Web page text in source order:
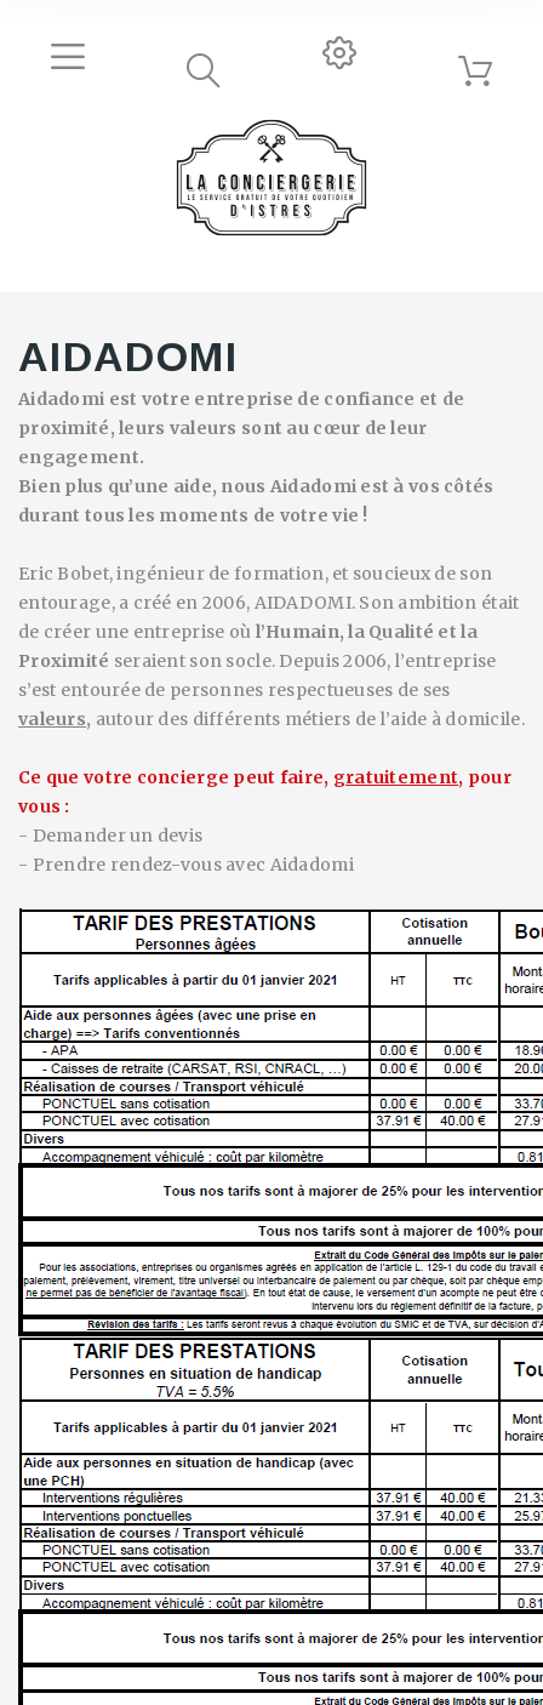
AIDADOMI
Aidadomi est votre entreprise de confiance et de
proximité, leurs valeurs sont au cœur de leur
engagement.
Bien plus qu’une aide, nous Aidadomi est à vos côtés
durant tous les moments de votre vie !
Eric Bobet, ingénieur de formation, et soucieux de son
entourage, a créé en 2006, AIDADOMI. Son ambition était
de créer une entreprise où l’Humain, la Qualité et la
Proximité seraient son socle. Depuis 2006, l’entreprise
s’est entourée de personnes respectueuses de ses
valeurs, autour des différents métiers de l’aide à domicile.
Ce que votre concierge peut faire, gratuitement, pour
vous :
- Demander un devis
- Prendre rendez-vous avec Aidadomi